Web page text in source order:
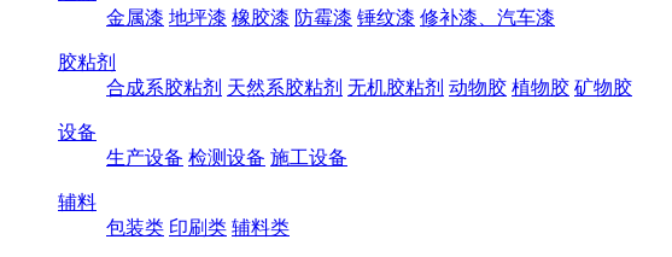
金属漆 地坪漆 橡胶漆 防霉漆 锤纹漆 修补漆、汽车漆
胶粘剂
合成系胶粘剂 天然系胶粘剂 无机胶粘剂 动物胶 植物胶 矿物胶
设备
生产设备 检测设备 施工设备
辅料
包装类 印刷类 辅料类